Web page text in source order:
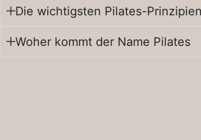
Die wichtigsten Pilates-Prinzipien
Woher kommt der Name Pilates